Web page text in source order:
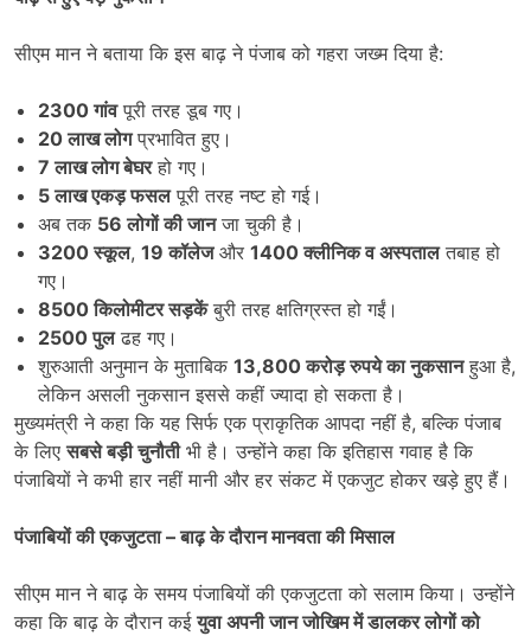
सीएम मान ने बताया कि इस बाढ़ ने पंजाब को गहरा जख्म दिया है:
2300गांवपूरी तरह डूब गए।
20लाख लोगप्रभावित हुए।
7लाख लोग बेघरहो गए।
5लाख एकड़ फसलपूरी तरह नष्ट हो गई।
अब तक 56लोगों की जानजा चुकी है।
3200स्कूल, 19कॉलेजऔर 1400क्लीनिक व अस्पतालतबाह हो
गए।
8500किलोमीटर सड़केंबुरी तरह क्षतिग्रस्त हो गईं।
2500पुलढह गए।
शुरुआती अनुमान के मुताबिक 13,800करोड़ रुपये का नुकसानहुआ है,
लेकिन असली नुकसान इससे कहीं ज्यादा हो सकता है।
मुख्यमंत्री ने कहा कि यह सिर्फ एक प्राकृतिक आपदा नहीं है, बल्कि पंजाब
के लिएसबसे बड़ी चुनौतीभी है। उन्होंने कहा कि इतिहास गवाह है कि
पंजाबियों ने कभी हार नहीं मानी और हर संकट में एकजुट होकर खड़े हुए हैं।
पंजाबियों की एकजुटता–बाढ़ के दौरान मानवता की मिसाल
सीएम मान ने बाढ़ के समय पंजाबियों की एकजुटता को सलाम किया। उन्होंने
कहा कि बाढ़ के दौरान कईयुवा अपनी जान जोखिम में डालकर लोगों को